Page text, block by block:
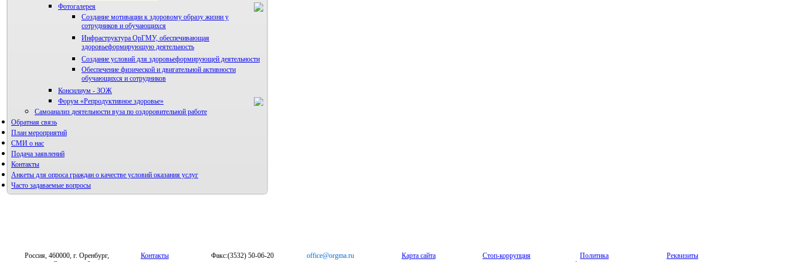
Правила направления, рецензирования и опубликования
научных статей
Архив
Фотогалерея
Создание мотивации к здоровому образу жизни у
сотрудников и обучающихся
Инфраструктура ОрГМУ, обеспечивающая
здоровьеформирующую деятельность
Создание условий для здоровьеформирующей деятельности
Обеспечение физической и двигательной активности
обучающихся и сотрудников
Консилиум - ЗОЖ
Форум «Репродуктивное здоровье»
Самоанализ деятельности вуза по оздоровительной работе
Обратная связь
План мероприятий
СМИ о нас
Подача заявлений
Контакты
Анкеты для опроса граждан о качестве условий оказания услуг
Часто задаваемые вопросы
Россия, 460000, г. Оренбург,
Контакты Факс:(3532) 50-06-20 office@orgma.ru Карта сайта Стоп-коррупция
Политика
Реквизиты